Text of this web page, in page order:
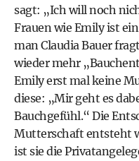
sagt: „Ich will noch
Frauen wie Emily ist
man Claudia Bauer
wieder mehr
Emily erst mal keine
diese: „Mir geht es
Bauchgefühl.“ Die
Mutterschaft entsteht
ist sie die